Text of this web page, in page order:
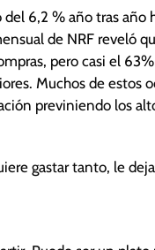
de allí pueden
el plato principal,
cocinar o
y dinero al final de
6,2 % año tras año
de NRF reveló
pero casi el
Muchos de estos
previniendo los
gastar tanto, le